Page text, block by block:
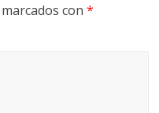
con*